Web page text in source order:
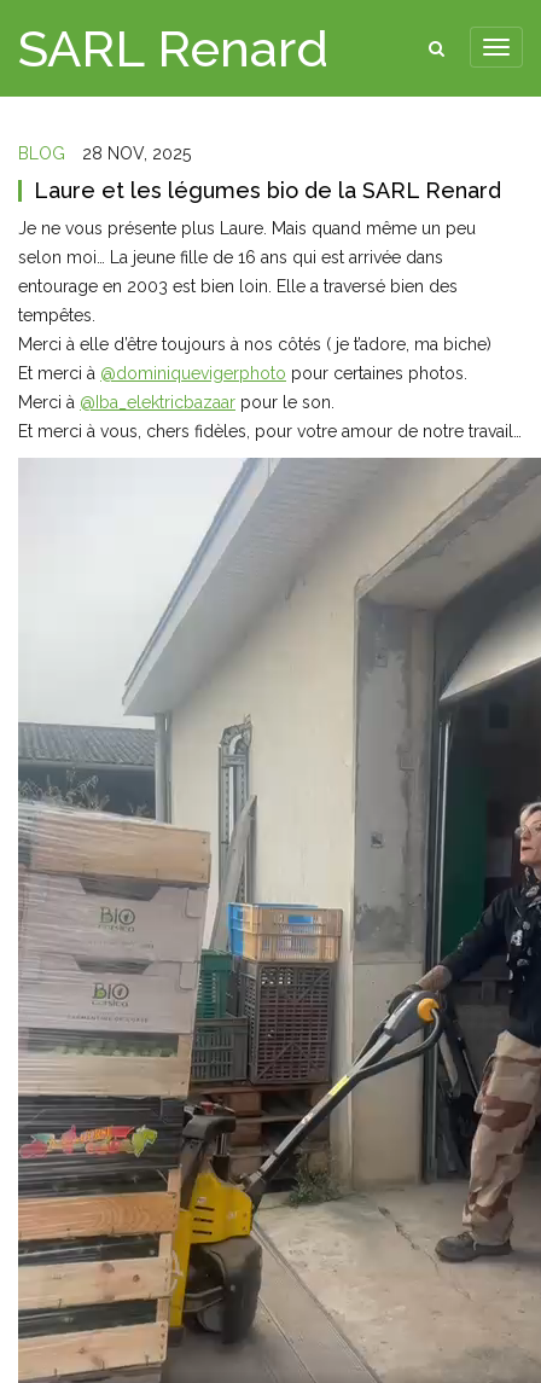
SARL Renard
BLOG 28 NOV, 2025
Laure et les légumes bio de la SARL Renard
Je ne vous présente plus Laure. Mais quand même un peu
selon moi… La jeune fille de 16 ans qui est arrivée dans
entourage en 2003 est bien loin. Elle a traversé bien des
tempêtes.
Merci à elle d’être toujours à nos côtés ( je t’adore, ma biche)
Et merci à @dominiquevigerphoto pour certaines photos.
Merci à @Iba_elektricbazaar pour le son.
Et merci à vous, chers fidèles, pour votre amour de notre travail…